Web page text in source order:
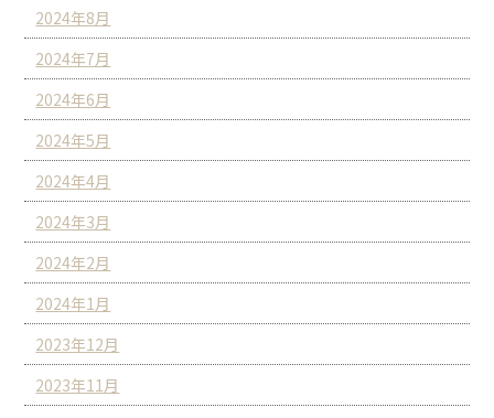
2024年8月
2024年7月
2024年6月
2024年5月
2024年4月
2024年3月
2024年2月
2024年1月
2023年12月
2023年11月